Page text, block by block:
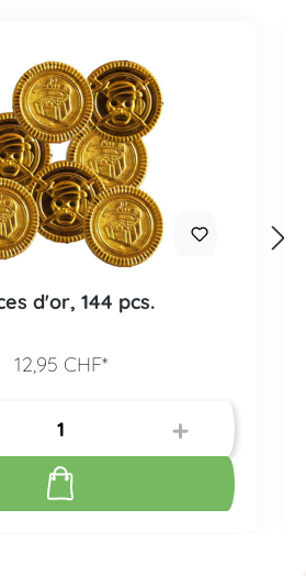
d'or, 144 pcs.
12,95 CHF*